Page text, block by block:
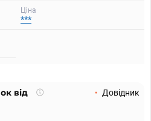
Ціна
***
від
Що
Довідник